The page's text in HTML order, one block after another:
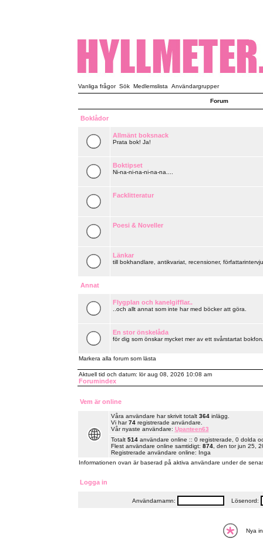
Vanliga frågor Sök Medlemslista Användargrupper
Forum
Boklådor
Allmänt boksnack
Prata bok! Ja!
Boktipset
Ni-na-ni-na-ni-na-na....
Facklitteratur
Poesi & Noveller
Länkar
till bokhandlare, antikvariat, recensioner,
Annat
Flygplan och kanelgifflar..
..och allt annat som inte har med böcker att göra.
En stor önskelåda
för dig som önskar mycket mer av ett svårstartat
Markera alla forum som lästa
Aktuell tid och datum: lör aug 08, 2026 10:08 am
Forumindex
Vem är online
Våra användare har skrivit totalt 364inlägg.
Vi har74registrerade användare.
Vår nyaste användare: Upanteen63
Totalt 514användare online :: 0 registrerade, 0 dolda
Flest användare online samtidigt: 874, den tor jun 25,
Registrerade användare online: Inga
Informationen ovan är baserad på aktiva användare under de
Logga in
Användarnamn: Lösenord:
Nya